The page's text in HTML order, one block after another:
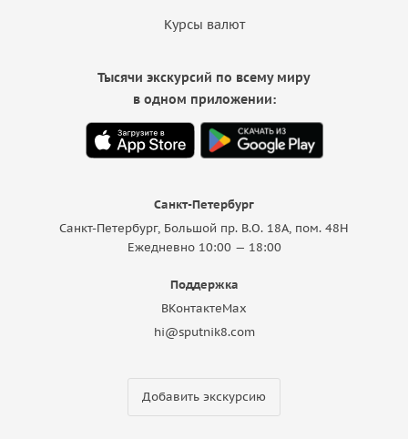
Курсы валют
Санкт-Петербург
Санкт-Петербург, Большой пр. В.О. 18A, пом. 48Н
Ежедневно 10:00 — 18:00
Поддержка
ВКонтактеMax
hi@sputnik8.com
Добавить экскурсию
Тысячи экскурсий по всему миру
в одном приложении: